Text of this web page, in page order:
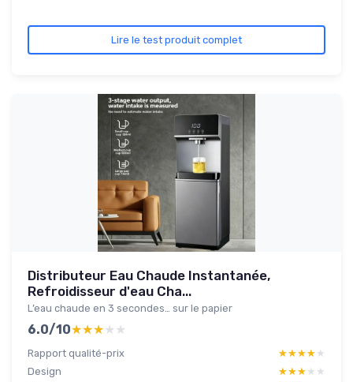
Lire le test produit complet
Distributeur Eau Chaude Instantanée,
Refroidisseur d'eau Cha...
L’eau chaude en 3 secondes… sur le papier
6.0/10★★★★★
★★★★★
Rapport qualité-prix ★★★★★
★★★★★
Design
★★★★★
★★★★★